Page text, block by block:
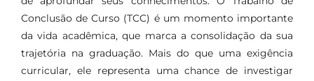
Conclusão de Curso (TCC) é um momento importante
da vida acadêmica, que marca a consolidação da sua
trajetória na graduação. Mais do que uma exigência
curricular, ele representa uma chance de investigar